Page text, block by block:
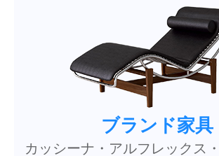
ブランド家具
カッシーナ・アルフレックス